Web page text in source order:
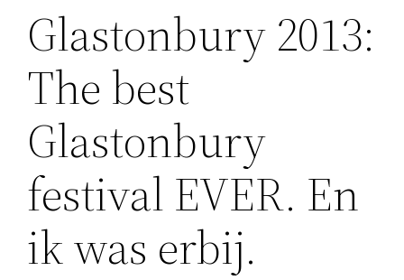
Glastonbury 2013:
The best
Glastonbury
festival EVER. En
ik was erbij.